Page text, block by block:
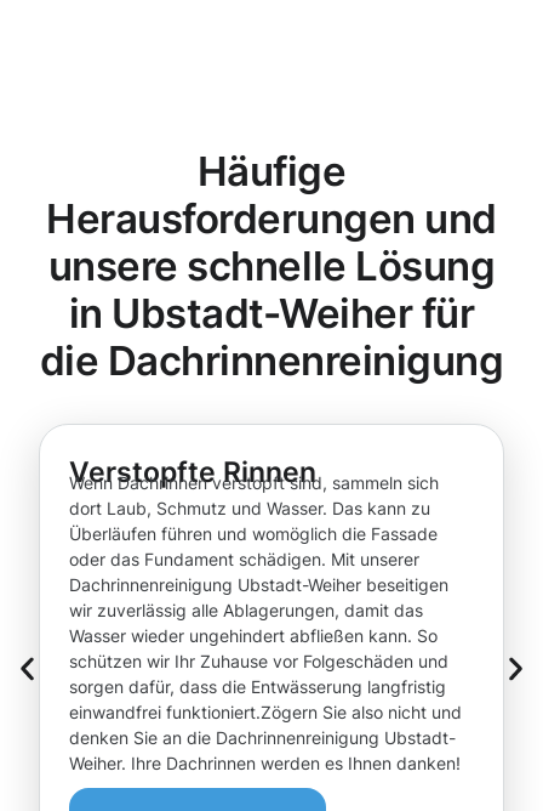
Häufige
Herausforderungen und
unsere schnelle Lösung
in Ubstadt-Weiher für
die Dachrinnenreinigung
Verstopfte Rinnen
Wenn Dachrinnen verstopft sind, sammeln sich
dort Laub, Schmutz und Wasser. Das kann zu
Überläufen führen und womöglich die Fassade
oder das Fundament schädigen. Mit unserer
Dachrinnenreinigung Ubstadt-Weiher beseitigen
wir zuverlässig alle Ablagerungen, damit das
Wasser wieder ungehindert abfließen kann. So
schützen wir Ihr Zuhause vor Folgeschäden und
sorgen dafür, dass die Entwässerung langfristig
einwandfrei funktioniert.Zögern Sie also nicht und
denken Sie an die Dachrinnenreinigung Ubstadt-
Weiher. Ihre Dachrinnen werden es Ihnen danken!